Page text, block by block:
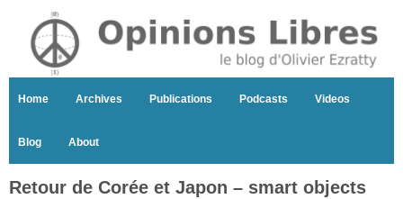
Home Archives Publications Podcasts Videos
Blog About
Retour de Corée et Japon – smart objects